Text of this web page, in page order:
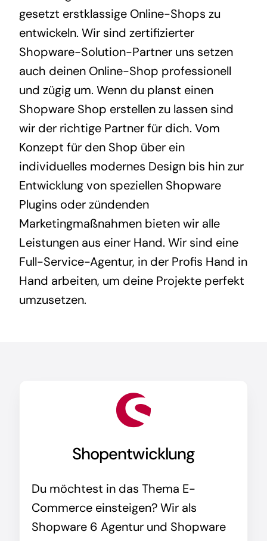
gesetzt erstklassige Online-Shops zu
entwickeln. Wir sind zertifizierter
Shopware-Solution-Partner uns setzen
auch deinen Online-Shop professionell
und zügig um. Wenn du planst einen
Shopware Shop erstellen zu lassen sind
wir der richtige Partner für dich. Vom
Konzept für den Shop über ein
individuelles modernes Design bis hin zur
Entwicklung von speziellen Shopware
Plugins oder zündenden
Marketingmaßnahmen bieten wir alle
Leistungen aus einer Hand. Wir sind eine
Full-Service-Agentur, in der Profis Hand in
Hand arbeiten, um deine Projekte perfekt
umzusetzen.
Shopentwicklung
Du möchtest in das Thema E-
Commerce einsteigen? Wir als
Shopware 6 Agentur und Shopware